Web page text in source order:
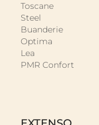
Toscane
Steel
Buanderie
Optima
Lea
PMR Confort